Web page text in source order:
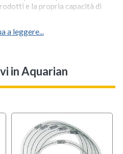
e la propria capacità di
a leggere...
in Aquarian